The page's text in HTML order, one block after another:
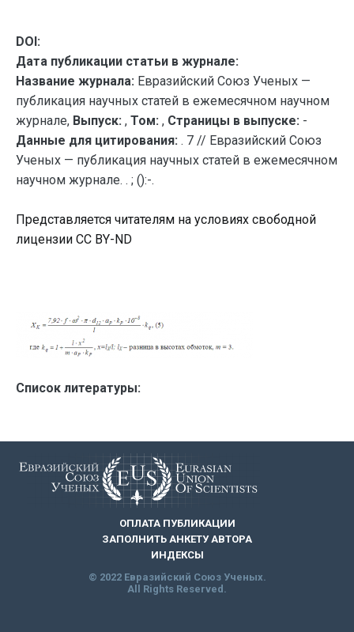
DOI:
Дата публикации статьи в журнале:
Название журнала: Евразийский Союз Ученых —
публикация научных статей в ежемесячном научном
журнале, Выпуск: , Том: , Страницы в выпуске: -
Данные для цитирования: . 7 // Евразийский Союз
Ученых — публикация научных статей в ежемесячном
научном журнале. . ; ():-.
Представляется читателям на условиях свободной
лицензии CC BY-ND
Список литературы:
ОПЛАТА ПУБЛИКАЦИИ
ЗАПОЛНИТЬ АНКЕТУ АВТОРА
ИНДЕКСЫ
© 2022 Евразийский Союз Ученых.
All Rights Reserved.